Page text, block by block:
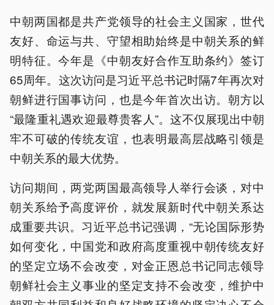
中朝两国都是共产党领导的社会主义国家，世代
友好、命运与共、守望相助始终是中朝关系的鲜
明特征。今年是《中朝友好合作互助条约》签订
65周年。这次访问是习近平总书记时隔7年再次对
朝鲜进行国事访问，也是今年首次出访。朝方以
“最隆重礼遇欢迎最尊贵客人”。这不仅展现出中朝
牢不可破的传统友谊，也表明最高层战略引领是
中朝关系的最大优势。
访问期间，两党两国最高领导人举行会谈，对中
朝关系给予高度评价，就发展新时代中朝关系达
成重要共识。习近平总书记强调，“无论国际形势
如何变化，中国党和政府高度重视中朝传统友好
的坚定立场不会改变，对金正恩总书记同志领导
朝鲜社会主义事业的坚定支持不会改变，维护中